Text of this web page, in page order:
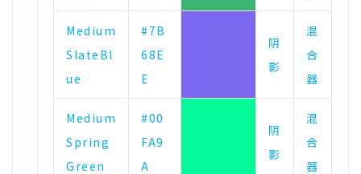
Medium
SlateBl
ue
#7B
68E
E
阴
影
混
合
器
Medium
Spring
Green
#00
FA9
A
阴
影
混
合
器